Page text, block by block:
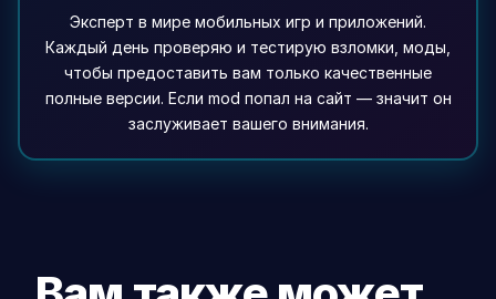
Эксперт в мире мобильных игр и приложений.
Каждый день проверяю и тестирую взломки, моды,
чтобы предоставить вам только качественные
полные версии. Если mod попал на сайт — значит он
заслуживает вашего внимания.